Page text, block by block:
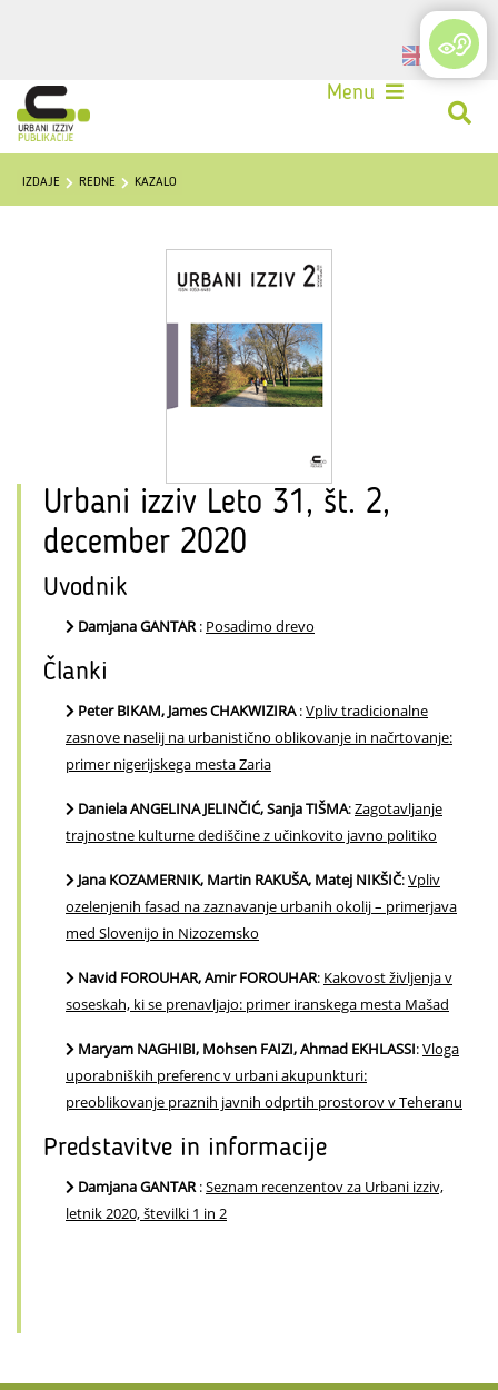
Login
Menu
IZDAJE REDNE KAZALO
Urbani izziv Leto 31, št. 2,
december 2020
Uvodnik
Damjana GANTAR: Posadimo drevo
Članki
Peter BIKAM, James CHAKWIZIRA:Vpliv tradicionalne
zasnove naselij na urbanistično oblikovanje in načrtovanje:
primer nigerijskega mesta Zaria
Daniela ANGELINA JELINČIĆ, Sanja TIŠMA:Zagotavljanje
trajnostne kulturne dediščine z učinkovito javno politiko
Jana KOZAMERNIK, Martin RAKUŠA, Matej NIKŠIČ:Vpliv
ozelenjenih fasad na zaznavanje urbanih okolij – primerjava
med Slovenijo in Nizozemsko
Navid FOROUHAR, Amir FOROUHAR: Kakovost življenja v
soseskah, ki se prenavljajo: primer iranskega mesta Mašad
Maryam NAGHIBI, Mohsen FAIZI, Ahmad EKHLASSI:Vloga
uporabniških preferenc v urbani akupunkturi:
preoblikovanje praznih javnih odprtih prostorov v Teheranu
Predstavitve in informacije
Damjana GANTAR:Seznam recenzentov za Urbani izziv,
letnik 2020, številki 1 in 2